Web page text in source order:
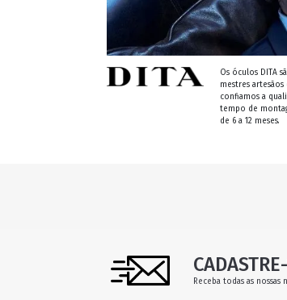
Os óculos DITA
mestres
confiamos a
tempo de
de 6 a 12 meses.
Receba todas as